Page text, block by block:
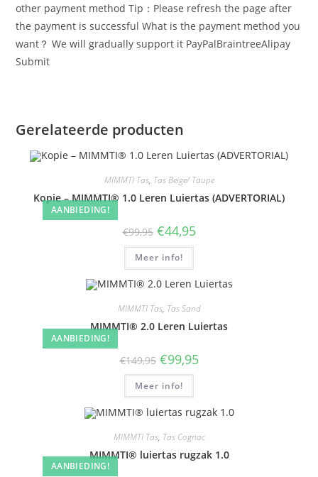
other payment method Tip：Please refresh the page after
the payment is successful What is the payment method you
want？ We will gradually support it PayPalBraintreeAlipay
Submit
Gerelateerde producten
AANBIEDING!
MIMMTI Tas, Tas Beige/ Taupe
Kopie – MIMMTI® 1.0 Leren Luiertas (ADVERTORIAL)
€99,95 Oorspronkelijke
prijs
was:
€99,95.
€44,95Huidige
prijs
Meer info!
AANBIEDING!
MIMMTI Tas, Tas Sand
MIMMTI® 2.0 Leren Luiertas
€149,95 Oorspronkelijke
prijs
was:
€149,95.
€99,95Huidige
prijs
Meer info!
AANBIEDING!
MIMMTI Tas, Tas Cognac
MIMMTI® luiertas rugzak 1.0